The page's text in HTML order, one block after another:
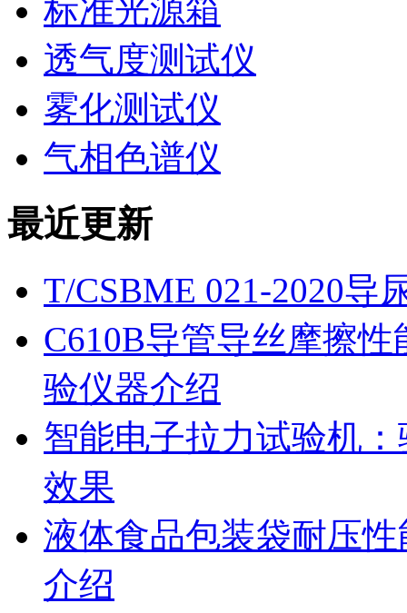
标准光源箱
透气度测试仪
雾化测试仪
气相色谱仪
最近更新
T/CSBME 021-2020导
C610B导管导丝摩擦
验仪器介绍
智能电子拉力试验机
效果
液体食品包装袋耐压
介绍